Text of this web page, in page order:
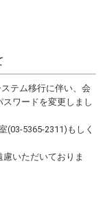
テム移行に伴い、会
ワードを変更しまし
(03-5365-2311)もしく
いただいておりま